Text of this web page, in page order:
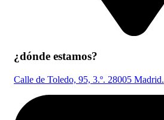
¿dónde estamos?
Calle de Toledo, 95, 3.º. 28005 Madrid.